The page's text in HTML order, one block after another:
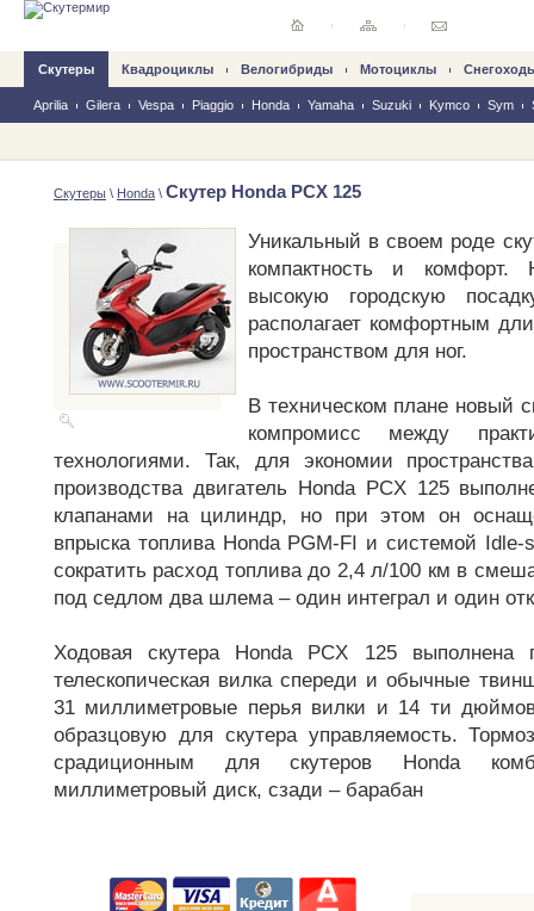
Скутеры
Aprilia Gilera Vespa Piaggio Honda Yamaha Suzuki Kymco Sym
Квадроциклы Велогибриды Mотоциклы
Скутеры \ Honda \ Скутер Honda PCX 125
Уникальный в своем роде
компактность и
высокую городскую
располагает комфортным
пространством для ног.
В техническом плане новый
компромисс между
технологиями. Так, для экономии
производства двигатель Honda PCX 125
клапанами на цилиндр, но при этом он
впрыска топлива Honda PGM-FI и системой
сократить расход топлива до 2,4 л/100 км в
под седлом два шлема – один интеграл и один
Ходовая скутера Honda PCX 125 выполнена
телескопическая вилка спереди и обычные
31 миллиметровые перья вилки и 14 ти
образцовую для скутера управляемость.
срадиционным для скутеров Honda
миллиметровый диск, сзади – барабан